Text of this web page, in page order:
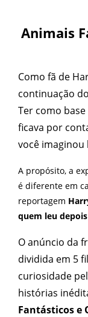
Animais
Como fã de
continuação
Ter como
ficava por
você
A propósito, a
é diferente em
reportagem
quem leu
O anúncio da
dividida em 5
curiosidade
histórias
Fantásticos e